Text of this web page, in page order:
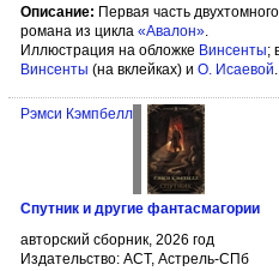
Описание: Первая часть
романа из цикла «Авалон»
Иллюстрация на обложке Винсенты;
Винсенты (на вклейках) и О. Исаевой
Рэмси Кэмпбелл
Спутник и другие фантасмагории
авторский сборник, 2026 год
Издательство: АСТ, Астрель-СПб